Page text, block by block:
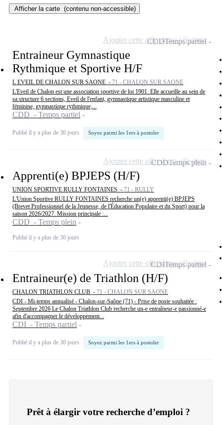
Afficher la carte (contenu non-accessible)
Entraineur Gymnastique
Rythmique et Sportive H/F
L EVEIL DE CHALON SUR SAONE - 71 - CHALON SUR SAONE
L'Eveil de Chalon est une association sportive de loi 1901. Elle accueille au sein de
sa structure 6 sections, Eveil de l'enfant, gymnastique artistique masculine et
féminine, gymnastique rythmique,...
CDD - Temps partiel
Publié il y a plus de 30 jours Soyez parmi les 1ers à postuler
CDDTemps partiel
Ajouter cette offre à ma sélection
Apprenti(e) BPJEPS (H/F)
UNION SPORTIVE RULLY FONTAINES - 71 - RULLY
L'Union Sportive RULLY FONTAINES recherche un(e) apprenti(e) BPJEPS
(Brevet Professionnel de la Jeunesse, de l'Éducation Populaire et du Sport) pour la
saison 2026/2027. Mission principale :...
CDD - Temps plein
Publié il y a plus de 30 jours
CDDTemps plein
Ajouter cette offre à ma sélection
Entraineur(e) de Triathlon (H/F)
CHALON TRIATHLON CLUB - 71 - CHALON SUR SAONE
CDI - Mi-temps annualisé - Chalon-sur-Saône (71) - Prise de poste souhaitée :
Septembre 2026 Le Chalon Triathlon Club recherche un-e entraîneur-e passionné-e
afin d'accompagner le développement...
CDI - Temps partiel
Publié il y a plus de 30 jours Soyez parmi les 1ers à postuler
CDITemps partiel
Ajouter cette offre à ma sélection
Prêt à élargir votre recherche d’emploi ?